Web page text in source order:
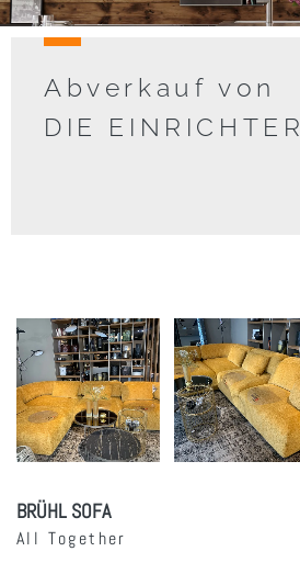
Abverkauf von
DIE EINRICHTER
BRÜHL SOFA
All Together